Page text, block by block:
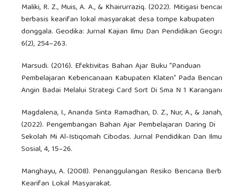
Maliki, R. Z., Muis, A. A., & Khairurraziq. (2022). Mitigasi
berbasis kearifan lokal masyarakat desa tompe kabupaten
donggala. Geodika: Jurnal Kajian Ilmu Dan Pendidikan
6(2), 254–263.
Marsudi. (2016). Efektivitas Bahan Ajar Buku “Panduan
Pembelajaran Kebencanaan Kabupaten Klaten” Pada Bencana
Angin Badai Melalui Strategi Card Sort Di Sma N 1
Magdalena, I., Ananda Sinta Ramadhan, D. Z., Nur, A., & Janah,
(2022). Pengembangan Bahan Ajar Pembelajaran Daring Di
Sekolah Mi Al-Istiqomah Cibodas. Jurnal Pendidikan Dan Ilmu
Sosial, 4, 15–26.
Manghayu, A. (2008). Penanggulangan Resiko Bencana
Kearifan Lokal Masyarakat.